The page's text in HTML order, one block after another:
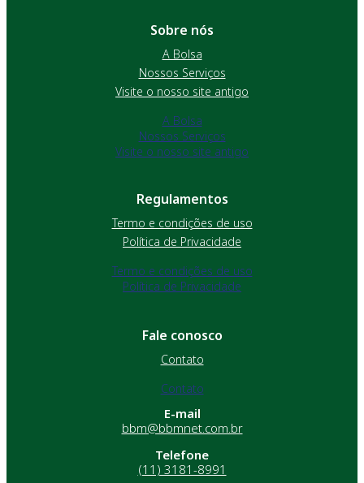
Sobre nós
A Bolsa
Nossos Serviços
Visite o nosso site antigo
A Bolsa
Nossos Serviços
Visite o nosso site antigo
Regulamentos
Termo e condições de uso
Política de Privacidade
Termo e condições de uso
Política de Privacidade
Fale conosco
Contato
Contato
E-mail
bbm@bbmnet.com.br
Telefone
(11) 3181-8991